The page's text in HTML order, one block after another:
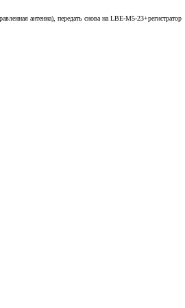
антенна), передать снова на LBE-M5-23+регистратор